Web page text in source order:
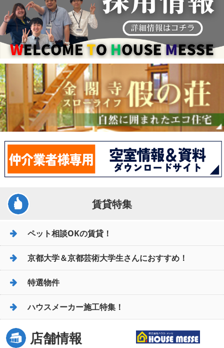
賃貸特集
ペット相談OKの賃貸！
京都大学＆京都芸術大学生さんにおすすめ！
特選物件
ハウスメーカー施工特集！
店舗情報